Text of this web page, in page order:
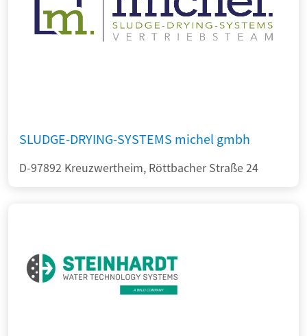
SLUDGE-DRYING-SYSTEMS michel gmbh
D-97892 Kreuzwertheim, Röttbacher Straße 24